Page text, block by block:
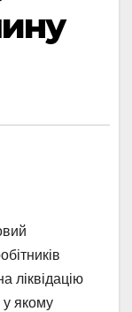
ліквідацію
у якому